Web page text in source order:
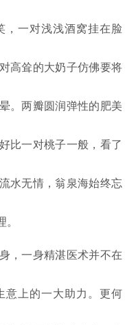
一对浅浅酒窝挂在脸
高耸的大奶子仿佛要将
。两瓣圆润弹性的肥美
比一对桃子一般，看了
水无情，翁泉海始终忘
一身精湛医术并不在
意上的一大助力。更何